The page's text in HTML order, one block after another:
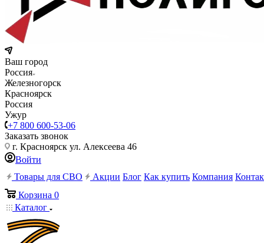
Ваш город
Россия
Железногорск
Красноярск
Россия
Ужур
+7 800 600-53-06
Заказать звонок
г. Красноярск ул. Алексеева 46
Войти
Товары для СВО
Акции Блог Как купить Компания
Корзина 0
Каталог